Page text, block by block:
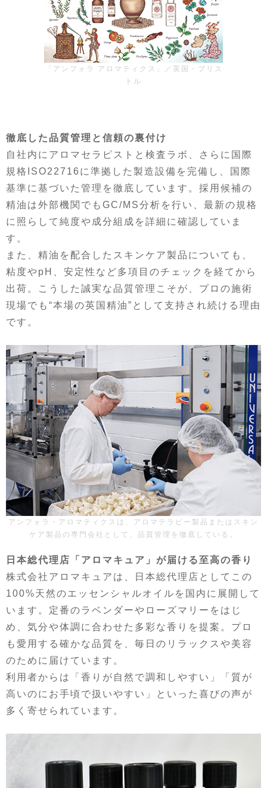
「アンフォラ アロマティクス」／英国・ブリス
トル
徹底した品質管理と信頼の裏付け
自社内にアロマセラピストと検査ラボ、さらに国際
規格ISO22716に準拠した製造設備を完備し、国際
基準に基づいた管理を徹底しています。採用候補の
精油は外部機関でもGC/MS分析を行い、最新の規格
に照らして純度や成分組成を詳細に確認していま
す。
また、精油を配合したスキンケア製品についても、
粘度やpH、安定性など多項目のチェックを経てから
出荷。こうした誠実な品質管理こそが、プロの施術
現場でも“本場の英国精油”として支持され続ける理由
です。
アンフォラ・アロマティクスは、アロマテラピー製品またはスキン
ケア製品の専門会社として、品質管理を徹底している。
日本総代理店「アロマキュア」が届ける至高の香り
株式会社アロマキュアは、日本総代理店としてこの
100%天然のエッセンシャルオイルを国内に展開して
います。定番のラベンダーやローズマリーをはじ
め、気分や体調に合わせた多彩な香りを提案。プロ
も愛用する確かな品質を、毎日のリラックスや美容
のために届けています。
利用者からは「香りが自然で調和しやすい」「質が
高いのにお手頃で扱いやすい」といった喜びの声が
多く寄せられています。